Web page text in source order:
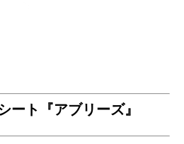
ート『アブリーズ』